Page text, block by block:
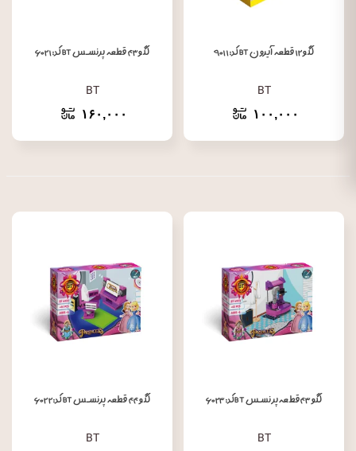
لگو ۱۲ قطعه آیرون BT کد: ۹۰۱۱
BT
۱۰۰,۰۰۰
لگو ۴۳ قطعه پرنسس BT کد: ۶۰۲۱
BT
۱۶۰,۰۰۰
لگو ۴۳ قطعه پرنسس BT کد: ۶۰۲۳
BT
لگو ۴۴ قطعه پرنسس BT کد: ۶۰۲۲
BT